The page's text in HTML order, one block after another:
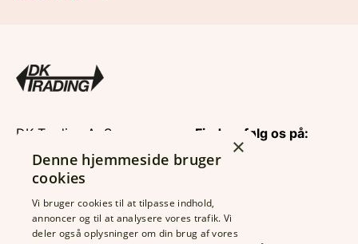
DK Trading ApS
CVR: 26122635
Rolfsgade 123
Tlf.: 7513 6633
Fax: 7513 3189
Find og følg os på:
Find din
×
Denne hjemmeside bruger
cookies
Vi bruger cookies til at tilpasse indhold,
annoncer og til at analysere vores trafik. Vi
deler også oplysninger om din brug af vores